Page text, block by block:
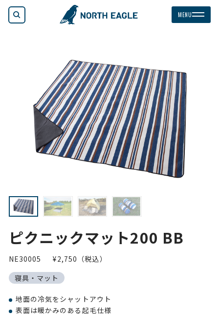
MENU検索
ピクニックマット200 BB
NE30005
¥2,750（税込）
寝具・マット
地面の冷気をシャットアウト
表面は暖かみのある起毛仕様